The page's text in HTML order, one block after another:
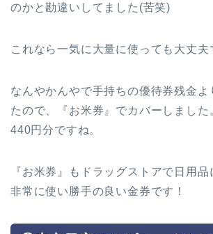
のかと勘違いしてました(苦笑)
これなら一気に大量に使っても大丈夫
なんやかんやで手持ちの優待券残金よ
たので、『お米券』でカバーしました
440円分ですね。
『お米券』もドラッグストアで日用
非常に使い勝手の良い金券です！